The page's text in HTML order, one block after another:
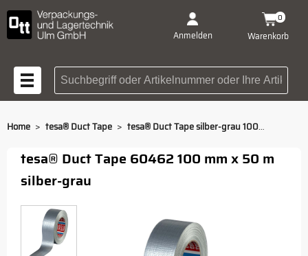
Anmelden Warenkorb
0
Suchbegriff oder
Home > tesa® Duct Tape > tesa® Duct Tape silber-grau 100 mm x 50 m
tesa® Duct Tape 60462 100 mm x 50 m
silber-grau